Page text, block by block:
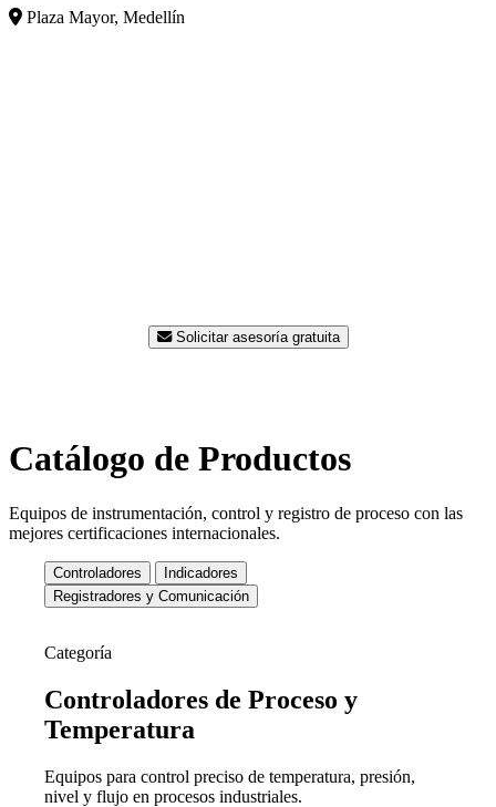
Plaza Mayor, Medellín
Solicitar asesoría gratuita
Catálogo de Productos
Equipos de instrumentación, control y registro de proceso con las
mejores certificaciones internacionales.
Controladores
Indicadores
Registradores y Comunicación
Categoría
Controladores de Proceso y
Temperatura
Equipos para control preciso de temperatura, presión,
nivel y flujo en procesos industriales.